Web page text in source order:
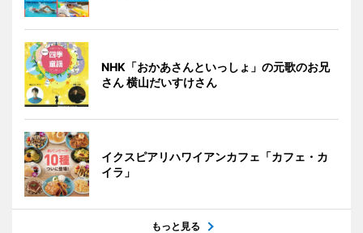
NHK「おかあさんといっしょ」の元歌のお兄
さん 横山だいすけさん
イクスピアリハワイアンカフェ「カフェ・カ
イラ」
もっと見る